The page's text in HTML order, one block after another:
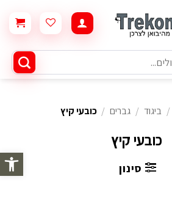
פתח
כובעי קיץ
/ ביגוד / גברים / כובעי קיץ
סינון